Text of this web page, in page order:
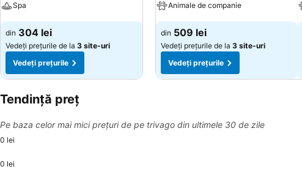
Spa
Vedeți prețurile
din 304 lei
Vedeți prețurile de la 3 site-uri
Vedeți prețurile
Animale de companie
Vedeți prețurile
din 509 lei
Vedeți prețurile de la 3 site-uri
Vedeți prețurile
Tendință preț
Pe baza celor mai mici prețuri de pe trivago din ultimele 30 de zile
0 lei
0 lei